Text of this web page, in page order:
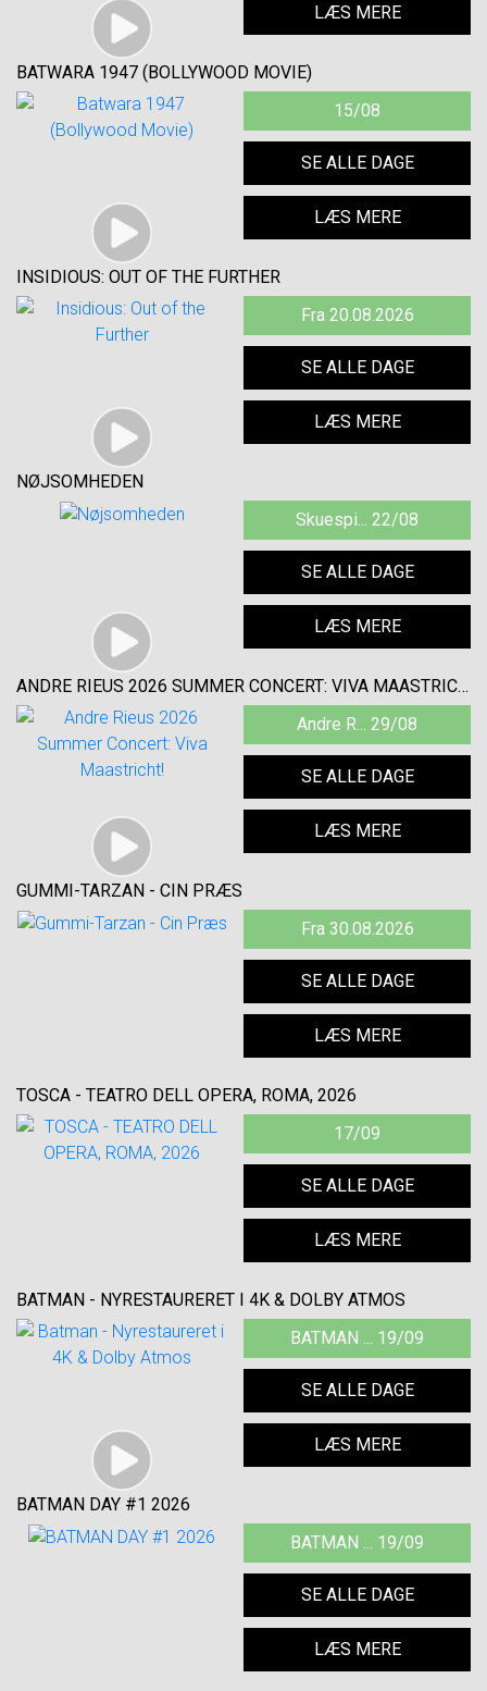
LÆS MERE
BATWARA 1947 (BOLLYWOOD MOVIE)
15/08
SE ALLE DAGE
LÆS MERE
INSIDIOUS: OUT OF THE FURTHER
Fra 20.08.2026
SE ALLE DAGE
LÆS MERE
NØJSOMHEDEN
Skuespi... 22/08
SE ALLE DAGE
LÆS MERE
ANDRE RIEUS 2026 SUMMER CONCERT: VIVA MAASTRICHT!
Andre R... 29/08
SE ALLE DAGE
LÆS MERE
GUMMI-TARZAN - CIN PRÆS
Fra 30.08.2026
SE ALLE DAGE
LÆS MERE
TOSCA - TEATRO DELL OPERA, ROMA, 2026
17/09
SE ALLE DAGE
LÆS MERE
BATMAN - NYRESTAURERET I 4K & DOLBY ATMOS
BATMAN ... 19/09
SE ALLE DAGE
LÆS MERE
BATMAN DAY #1 2026
BATMAN ... 19/09
SE ALLE DAGE
LÆS MERE